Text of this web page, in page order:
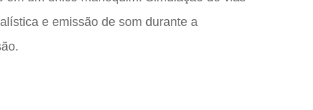
e emissão de som durante a